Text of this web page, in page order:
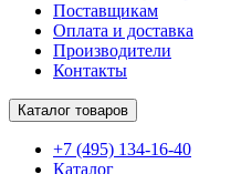
Поставщикам
Оплата и доставка
Производители
Контакты
Каталог товаров
+7 (495) 134-16-40
Каталог